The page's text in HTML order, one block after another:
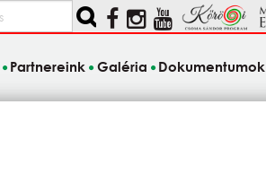
Partnereink Galéria Dokumentumok